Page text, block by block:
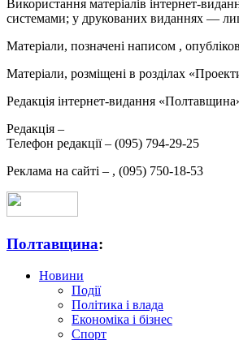
Використання матеріалів інтернет-
системами; у друкованих виданнях —
Матеріали, позначені написом ,
Матеріали, розміщені в розділах
Редакція інтернет-видання
Редакція –
Телефон редакції – (095) 794-29-25
Реклама на сайті – , (095) 750-18-53
Полтавщина:
Новини
Події
Політика і влада
Економіка і бізнес
Спорт